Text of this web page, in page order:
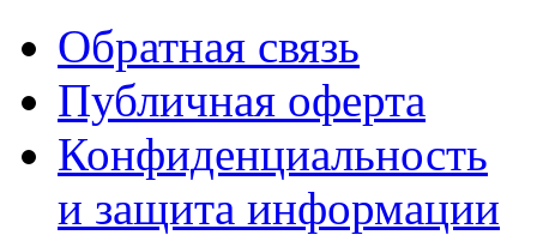
Обратная связь
Публичная оферта
Конфиденциальность
и защита информации